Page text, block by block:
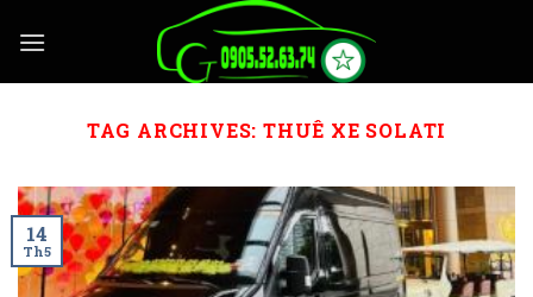
TAG ARCHIVES: THUÊ XE SOLATI
14
Th5